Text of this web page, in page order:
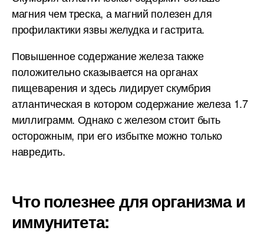
магния чем треска, а магний полезен для
профилактики язвы желудка и гастрита.
Повышенное содержание железа также
положительно сказывается на органах
пищеварения и здесь лидирует скумбрия
атлантическая в котором содержание железа 1.7
миллиграмм. Однако с железом стоит быть
осторожным, при его избытке можно только
навредить.
Что полезнее для организма и
иммунитета: